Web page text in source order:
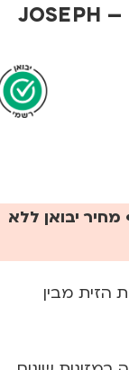
כפית SCOOP&PICK לזיתים – JOSEPH
מחיר יבואן ללא
הזית מבין